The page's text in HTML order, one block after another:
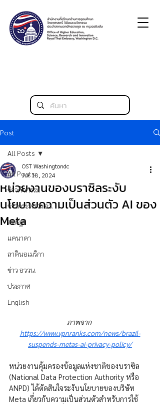
Post
All Posts
ข่าวกิจกรรม
ข่าวกระทรวง อว.
สหรัฐฯ
แคนาดา
ลาตินอเมริกา
ข่าว อววน.
ประกาศ
English
All Posts
หน่วยงานของบราซิลระงับ
นโยบายความเป็นส่วนตัว AI ของ
Meta
OST Washingtondc
Jul 18, 2024
ภาพจาก
https://www.vpnranks.com/news/brazil-
suspends-metas-ai-privacy-policy/
หน่วยงานคุ้มครองข้อมูลแห่งชาติของบราซิล
(National Data Protection Authority หรือ
ANPD) ได้ตัดสินใจระงับนโยบายของบริษัท
Meta เกี่ยวกับความเป็นส่วนตัวสำหรับการใช้